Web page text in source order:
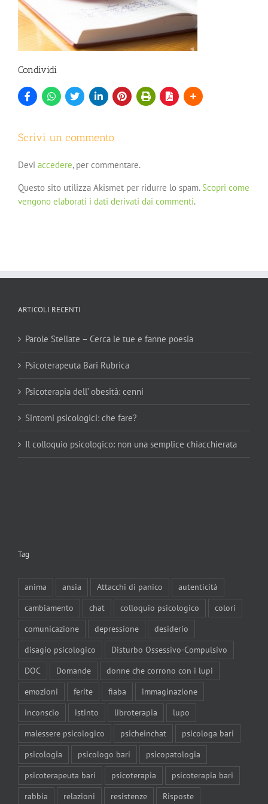
Condividi
Scrivi un commento
Devi accedere, per commentare.
Questo sito utilizza Akismet per ridurre lo spam. Scopri come
vengono elaborati i dati derivati dai commenti.
ARTICOLI RECENTI
Parole Stellate – Cerca le tue e fanne poesia
Psicoterapeuta Bari Rubrica
Psicoterapia dell’ obesità: cenni
Sintomi psicologici: che fare?
Il colloquio psicologico: non una semplice chiacchierata
Tag
anima ansia Attacchi di panico
autenticità
cambiamento
chat colloquio psicologico
colori
comunicazione
depressione
desiderio
disagio psicologico
Disturbo Ossessivo-Compulsivo
DOC
Domande
donne che corrono con i lupi
emozioni
ferite fiaba
immaginazione
inconscio
istinto libroterapia
lupo
malessere psicologico
psicheinchat
psicologa bari
psicologia
psicologo bari
psicopatologia
psicoterapeuta bari
psicoterapia
psicoterapia bari
rabbia
relazioni resistenze Risposte